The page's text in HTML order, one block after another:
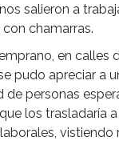
salieron a
chamarras.
en calles
pudo apreciar a
de personas
los trasladaría a
vistiendo